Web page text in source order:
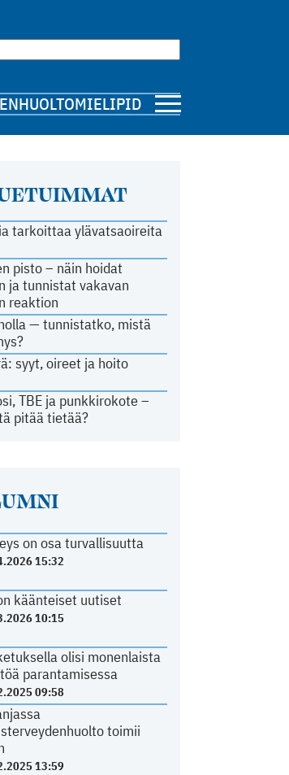
MIELIPIDE
tarkoittaa ylävatsaoireita
pisto – näin hoidat
ja tunnistat vakavan
reaktion
— tunnistatko, mistä
syyt, oireet ja hoito
TBE ja punkkirokote –
pitää tietää?
on osa turvallisuutta
15:32
käänteiset uutiset
10:15
olisi monenlaista
parantamisessa
09:58
toimii
13:59